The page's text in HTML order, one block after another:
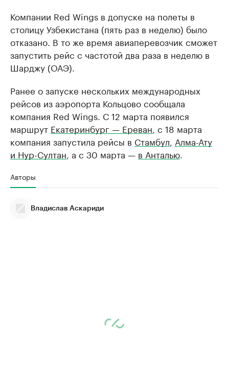
Компании Red Wings в допуске на полеты в
столицу Узбекистана (пять раз в неделю) было
отказано. В то же время авиаперевозчик сможет
запустить рейс с частотой два раза в неделю в
Шарджу (ОАЭ).
Ранее о запуске нескольких международных
рейсов из аэропорта Кольцово сообщала
компания Red Wings. С 12 марта появился
маршрут Екатеринбург — Ереван , с 18 марта
компания запустила рейсы в Стамбул Алма-Ату
и Нур-Султан , а с 30 марта — в Анталью
Авторы
Владислав Аскариди